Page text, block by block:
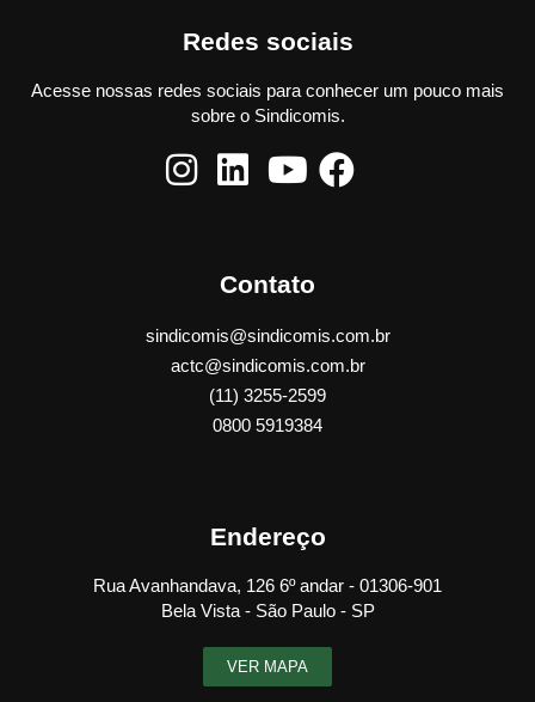
Redes sociais
Acesse nossas redes sociais para conhecer um pouco mais
sobre o Sindicomis.
Contato
sindicomis@sindicomis.com.br
actc@sindicomis.com.br
(11) 3255-2599
0800 5919384
Endereço
Rua Avanhandava, 126 6º andar - 01306-901
Bela Vista - São Paulo - SP
VER MAPA